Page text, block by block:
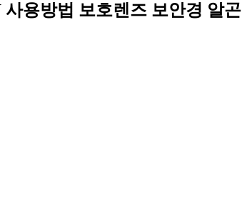
용방법 보호렌즈 보안경 알곤